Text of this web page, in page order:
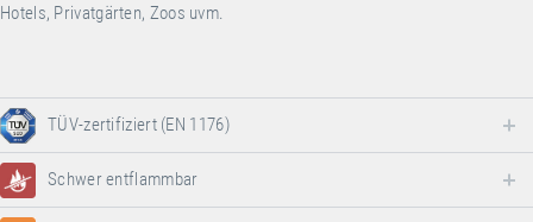
Hotels, Privatgärten, Zoos uvm.
TÜV-zertifiziert (EN 1176)
Schwer entflammbar